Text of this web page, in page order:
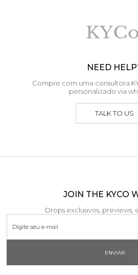
NEED
Compre com uma consultora
personalizado via
TALK TO US
JOIN THE KYCO
Drops exclusivos, previews,
ENVIAR